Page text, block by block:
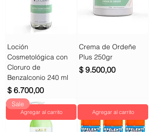
Loción
Cosmetológica con
Cloruro de
Benzalconio 240 ml
Precio
$ 6.700,00
Crema de Ordeñe
Plus 250gr
Precio
$ 9.500,00
Agregar al carrito
Sale
Agregar al carrito